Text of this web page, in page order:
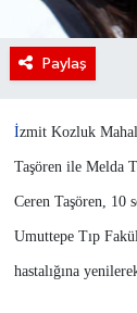
Paylaş
İzmit Kozluk
Taşören ile Melda
Ceren Taşören, 10
Umuttepe Tıp
hastalığına